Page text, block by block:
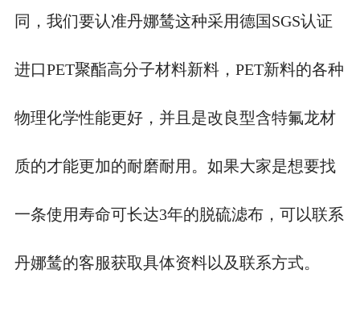
同，我们要认准丹娜鸶这种采用德国SGS认证
进口PET聚酯高分子材料新料，PET新料的各种
物理化学性能更好，并且是改良型含特氟龙材
质的才能更加的耐磨耐用。如果大家是想要找
一条使用寿命可长达3年的脱硫滤布，可以联系
丹娜鸶的客服获取具体资料以及联系方式。